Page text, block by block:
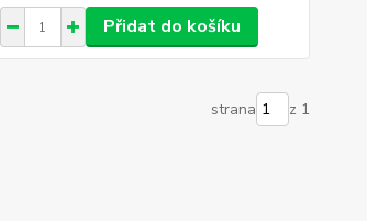
Přidat do košíku
strana z 1